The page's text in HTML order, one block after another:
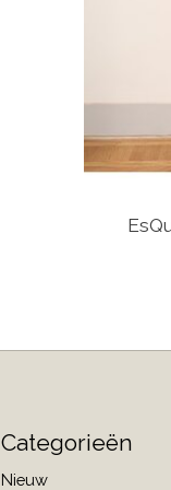
Categorieën
Nieuw